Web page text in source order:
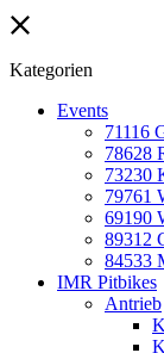
Kategorien
Events
71116
78628
73230
79761
69190
89312
84533
IMR Pitbikes
Antrieb